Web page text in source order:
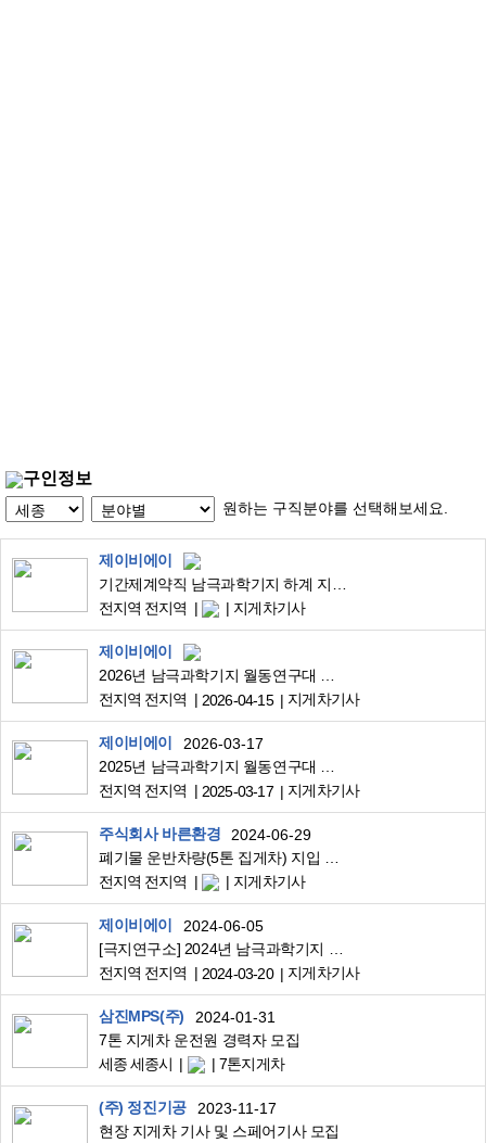
구인정보
원하는 구직분야를 선택해보세요.
제이비에이
전지역 전지역
지게차기사
제이비에이
전지역 전지역
2026-04-15 지게차기사
제이비에이
2026-03-17
전지역 전지역
2025-03-17 지게차기사
주식회사 바른환경
2024-06-29
전지역 전지역
지게차기사
제이비에이
2024-06-05
전지역 전지역
2024-03-20 지게차기사
삼진MPS(주)
2024-01-31
7톤 지게차 운전원 경력자 모집
세종 세종시
7톤지게차
(주) 정진기공
2023-11-17
현장 지게차 기사 및 스페어기사 모집